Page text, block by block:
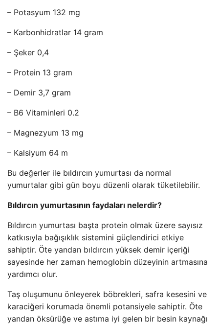
– Potasyum 132 mg
– Karbonhidratlar 14 gram
– Şeker 0,4
– Protein 13 gram
– Demir 3,7 gram
– B6 Vitaminleri 0.2
– Magnezyum 13 mg
– Kalsiyum 64 m
Bu değerler ile bıldırcın yumurtası da normal
yumurtalar gibi gün boyu düzenli olarak tüketilebilir.
Bıldırcın yumurtasının faydaları nelerdir?
Bıldırcın yumurtası başta protein olmak üzere sayısız
katkısıyla bağışıklık sistemini güçlendirici etkiye
sahiptir. Öte yandan bıldırcın yüksek demir içeriği
sayesinde her zaman hemoglobin düzeyinin artmasına
yardımcı olur.
Taş oluşumunu önleyerek böbrekleri, safra kesesini ve
karaciğeri korumada önemli potansiyele sahiptir. Öte
yandan öksürüğe ve astıma iyi gelen bir besin kaynağı